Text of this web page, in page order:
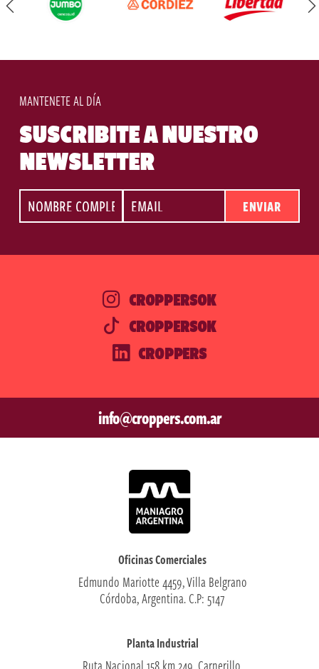
MANTENETE AL DÍA
SUSCRIBITE A NUESTRO
NEWSLETTER
ENVIAR
CROPPERSOK
CROPPERSOK
CROPPERS
info@croppers.com.ar
Oficinas Comerciales
Edmundo Mariotte 4459, Villa Belgrano
Córdoba, Argentina. C.P: 5147
Planta Industrial
Ruta Nacional 158 km 249, Carnerillo,